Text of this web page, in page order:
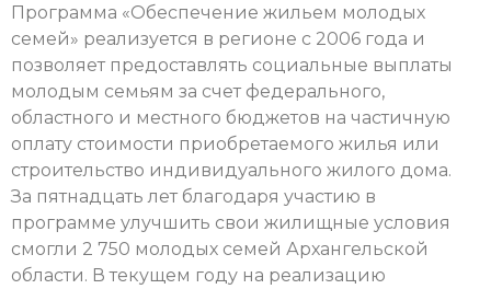
Программа «Обеспечение жильем молодых
семей» реализуется в регионе с 2006 года и
позволяет предоставлять социальные выплаты
молодым семьям за счет федерального,
областного и местного бюджетов на частичную
оплату стоимости приобретаемого жилья или
строительство индивидуального жилого дома.
За пятнадцать лет благодаря участию в
программе улучшить свои жилищные условия
смогли 2 750 молодых семей Архангельской
области. В текущем году на реализацию